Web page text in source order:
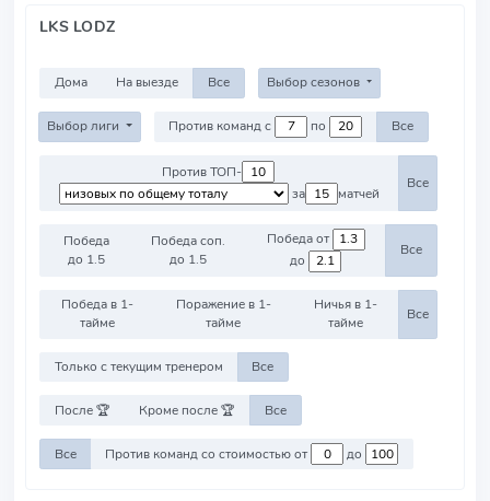
LKS LODZ
Дома На выезде Все Выбор сезонов
Выбор лиги Против команд с по Все
Против ТОП-
за
матчей
Все
Победа
до 1.5
Победа соп.
до 1.5
Победа от
до
Все
Победа в 1-
тайме
Поражение в 1-
тайме
Ничья в 1-
тайме
Все
Только с текущим тренером Все
После 🏆 Кроме после 🏆 Все
Все Против команд со стоимостью от до